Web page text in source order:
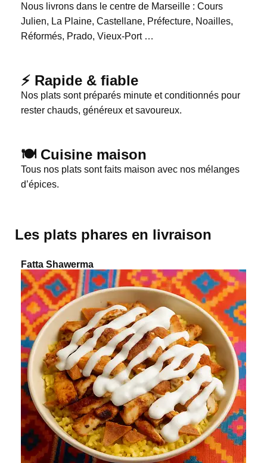
Nous livrons dans le centre de Marseille : Cours
Julien, La Plaine, Castellane, Préfecture, Noailles,
Réformés, Prado, Vieux-Port …
⚡ Rapide & fiable
Nos plats sont préparés minute et conditionnés pour
rester chauds, généreux et savoureux.
🍽️ Cuisine maison
Tous nos plats sont faits maison avec nos mélanges
d’épices.
Les plats phares en livraison
Fatta Shawerma